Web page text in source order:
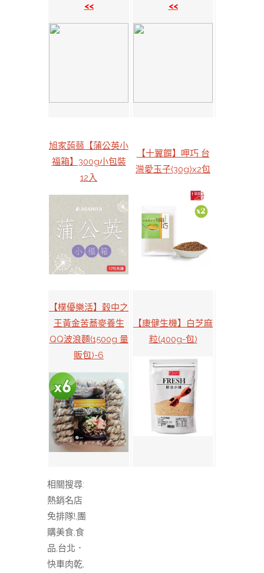
<<
<<
旭家蒟蒻【蒲公英小
福箱】300g小包裝
12入
【十翼饌】呷巧 台
灣愛玉子(30g)x2包
【樸優樂活】穀中之
王黃金苦蕎麥養生
QQ波浪麵(1500g 量
販包)-6
【康健生機】白芝麻
粒(400g-包)
相關搜尋:
熱銷名店
免排隊!,團
購美食,食
品,台北．
快車肉乾,